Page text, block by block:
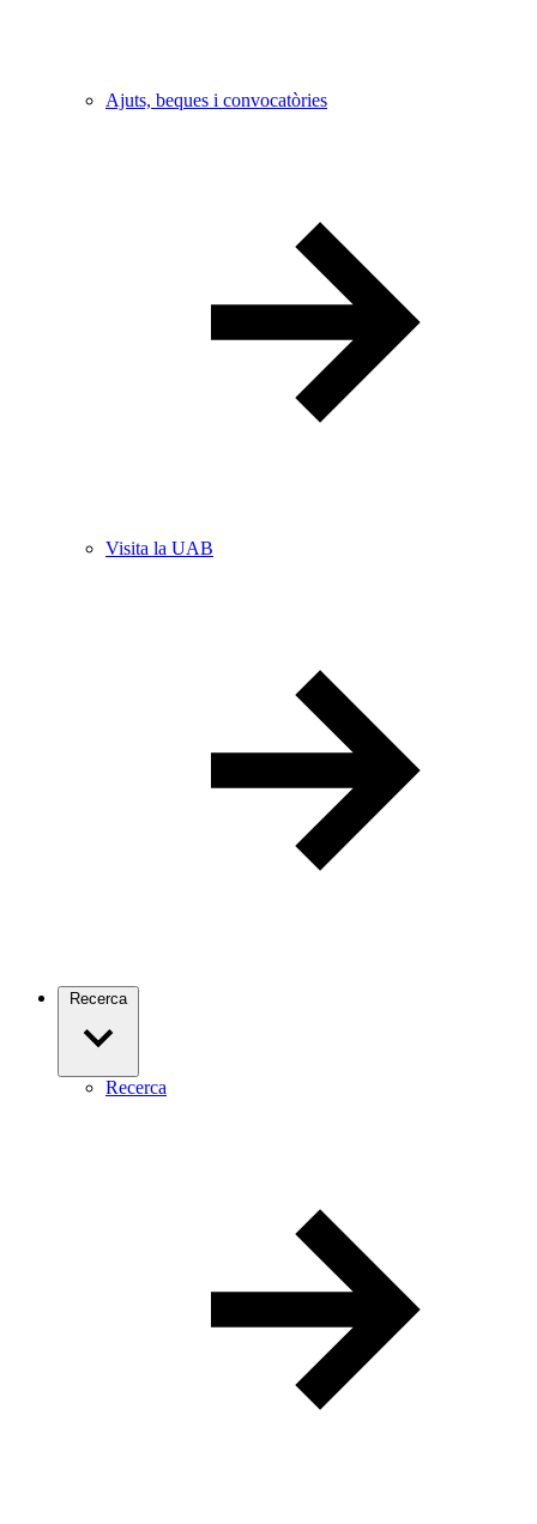
Ajuts, beques i convocatòries
Visita la UAB
Recerca
Recerca